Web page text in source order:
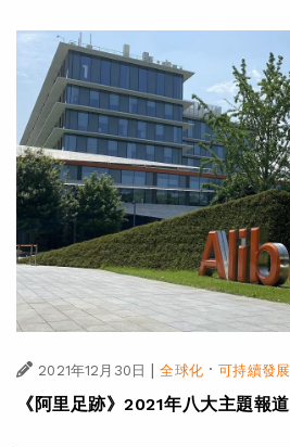
2021年12月30日 | 全球化·可持續發展
《阿里足跡》2021年八大主題報道